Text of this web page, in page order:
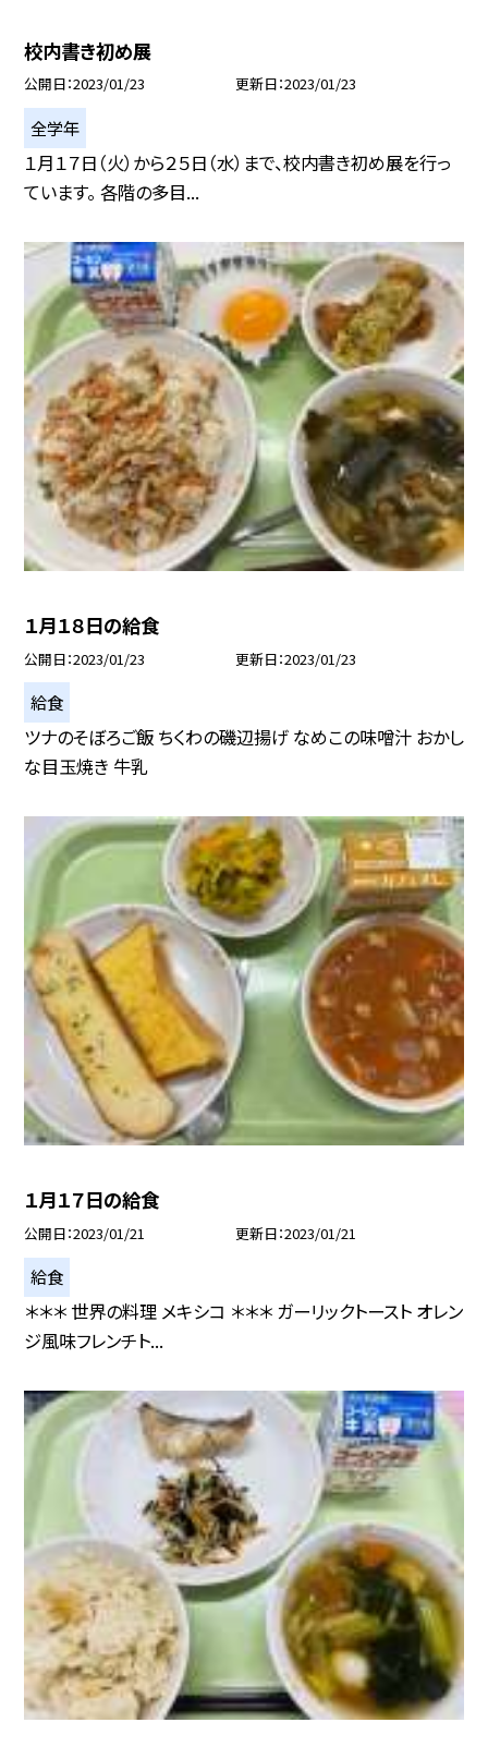
校内書き初め展
公開日 2023/01/23 更新日 2023/01/23
全学年
１月１７日（火）から２５日（水）まで、校内書き初め展を行っ
ています。 各階の多目...
１月１８日の給食
公開日 2023/01/23 更新日 2023/01/23
給食
ツナのそぼろご飯 ちくわの磯辺揚げ なめこの味噌汁 おかし
な目玉焼き 牛乳
１月１７日の給食
公開日 2023/01/21 更新日 2023/01/21
給食
＊＊＊ 世界の料理 メキシコ ＊＊＊ ガーリックトースト オレン
ジ風味フレンチト...